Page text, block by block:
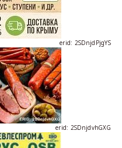
erid: 2SDnjdPjgYS
erid: 2SDnjdvhGXG